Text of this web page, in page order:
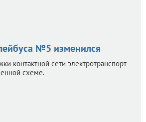
№5 изменился
контактной сети электротранспорт
схеме.